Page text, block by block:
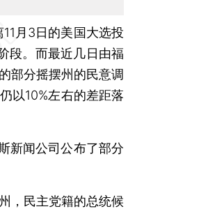
11月3日的美国大选投
段。而最近几日由福
部分摇摆州的民意调
以10%左右的差距落
闻公司公布了部分
民主党籍的总统候